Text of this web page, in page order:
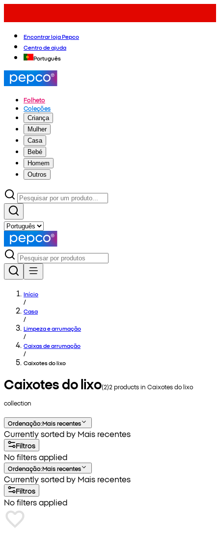
Encontrar loja Pepco
Centro de ajuda
Português
Folheto
Coleções
Criança
Mulher
Casa
Bebé
Homem
Outros
Início
/
Casa
/
Limpeza e arrumação
/
Caixas de arrumação
/
Caixotes do lixo
Caixotes do lixo(2)2products in Caixotes do lixo
collection
Ordenação:Mais recentes
Currently sorted by Mais recentes
Filtros
No filters applied
Ordenação:Mais recentes
Currently sorted by Mais recentes
Filtros
No filters applied